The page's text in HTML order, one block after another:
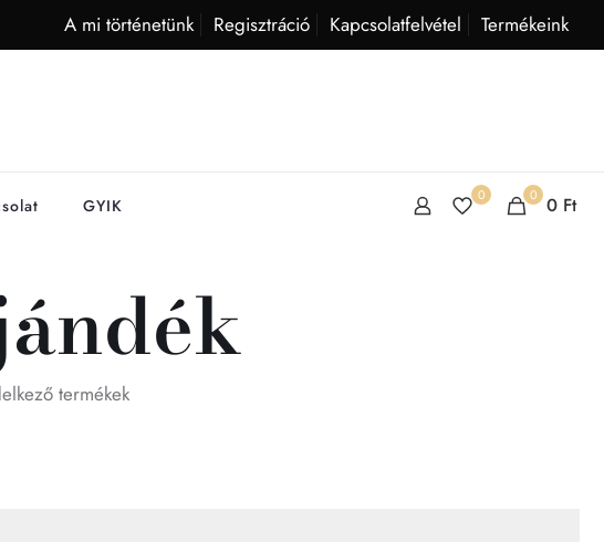
A mi történetünk Regisztráció Kapcsolatfelvétel Termékeink
GYIK 0 0 0 Ft
termékek